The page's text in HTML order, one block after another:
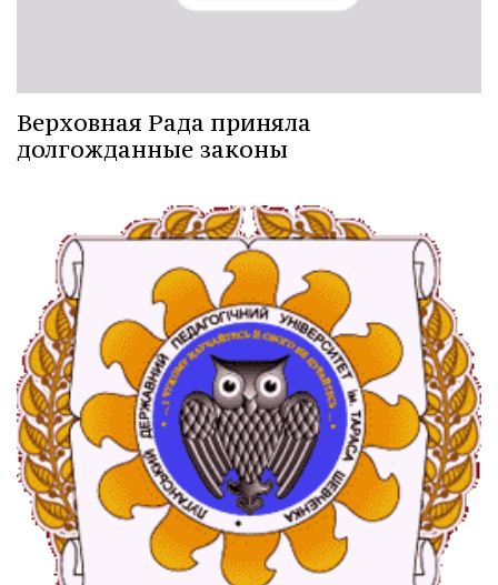
Верховная Рада приняла
долгожданные законы